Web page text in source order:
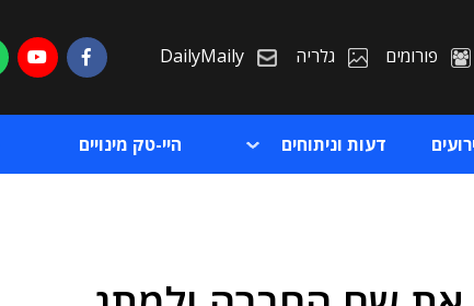
פורומים גלריה DailyMaily
דעות וניתוחים היי-טק מינויים